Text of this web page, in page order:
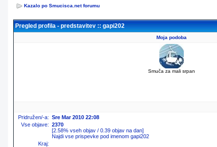
Kazalo po Smucisca.net forumu
Pregled profila - predstavitev :: gapi202
Moja podoba
Smuča za mali srpan
Pridružen/-a: Sre Mar 2010 22:08
Vse objave: 2370
[2.58% vseh objav / 0.39 objav na dan]
Najdi vse prispevke pod imenom gapi202
Kraj: